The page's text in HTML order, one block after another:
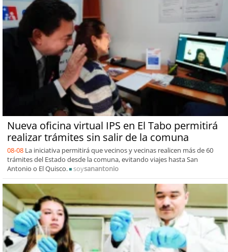
Nueva oficina virtual IPS en El Tabo permitirá
realizar trámites sin salir de la comuna
08-08 La iniciativa permitirá que vecinos y vecinas realicen más de 60
trámites del Estado desde la comuna, evitando viajes hasta San
Antonio o El Quisco.
soysanantonio